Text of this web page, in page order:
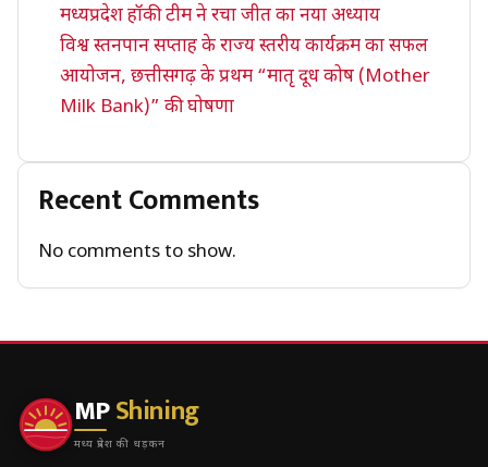
मध्यप्रदेश हॉकी टीम ने रचा जीत का नया अध्याय
विश्व स्तनपान सप्ताह के राज्य स्तरीय कार्यक्रम का सफल
आयोजन, छत्तीसगढ़ के प्रथम “मातृ दूध कोष (Mother
Milk Bank)” की घोषणा
Recent Comments
No comments to show.
MPShining
मध्य प्रदेश की धड़कन